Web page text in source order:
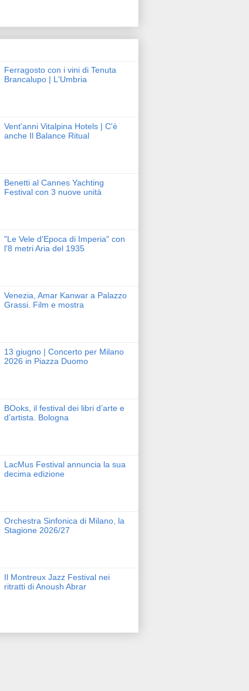
Ferragosto con i vini di Tenuta
Brancalupo | L'Umbria
Vent'anni Vitalpina Hotels | C'è
anche Il Balance Ritual
Benetti al Cannes Yachting
Festival con 3 nuove unità
"Le Vele d'Epoca di Imperia" con
l'8 metri Aria del 1935
Venezia, Amar Kanwar a Palazzo
Grassi. Film e mostra
13 giugno | Concerto per Milano
2026 in Piazza Duomo
BOoks, il festival dei libri d’arte e
d’artista. Bologna
LacMus Festival annuncia la sua
decima edizione
Orchestra Sinfonica di Milano, la
Stagione 2026/27
Il Montreux Jazz Festival nei
ritratti di Anoush Abrar